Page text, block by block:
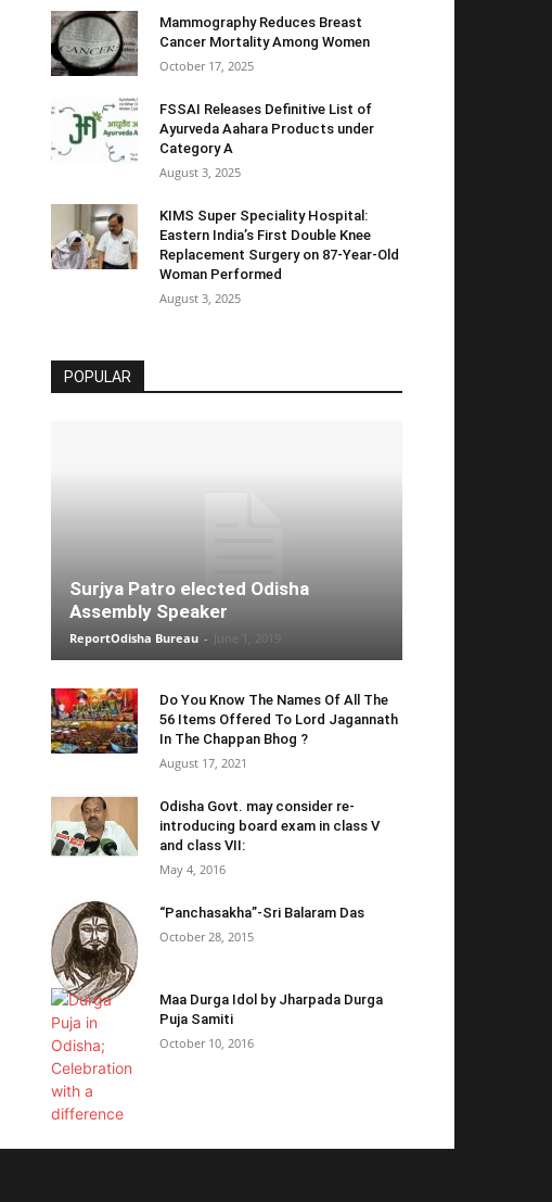
Mammography Reduces Breast
Cancer Mortality Among Women
October 17, 2025
FSSAI Releases Definitive List of
Ayurveda Aahara Products under
Category A
August 3, 2025
KIMS Super Speciality Hospital:
Eastern India’s First Double Knee
Replacement Surgery on 87-Year-Old
Woman Performed
August 3, 2025
POPULAR
Surjya Patro elected Odisha
Assembly Speaker
ReportOdisha Bureau -
Do You Know The Names Of All The
56 Items Offered To Lord Jagannath
In The Chappan Bhog ?
August 17, 2021
Odisha Govt. may consider re-
introducing board exam in class V
and class VII:
May 4, 2016
“Panchasakha”-Sri Balaram Das
October 28, 2015
Maa Durga Idol by Jharpada Durga
Puja Samiti
October 10, 2016